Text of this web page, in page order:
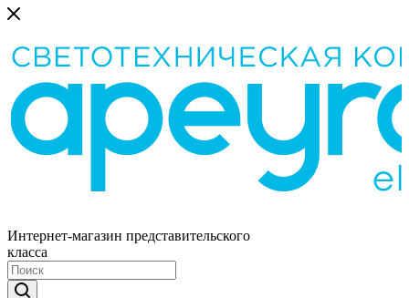
Интернет-магазин представительского
класса